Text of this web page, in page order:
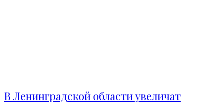
В Ленинградской области увеличат